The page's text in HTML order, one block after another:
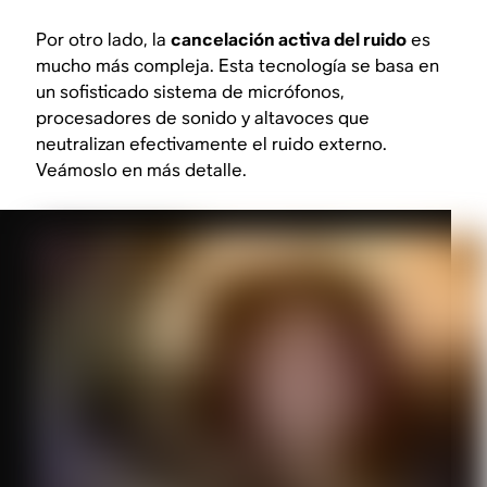
Por otro lado, lacancelación activa del ruidoes
mucho más compleja. Esta tecnología se basa en
un sofisticado sistema de micrófonos,
procesadores de sonido y altavoces que
neutralizan efectivamente el ruido externo.
Veámoslo en más detalle.